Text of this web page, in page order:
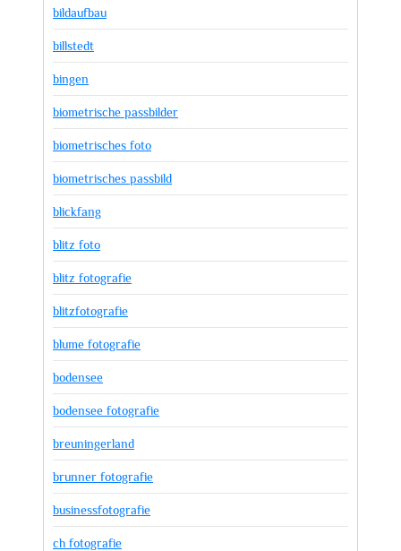
bildaufbau
billstedt
bingen
biometrische passbilder
biometrisches foto
biometrisches passbild
blickfang
blitz foto
blitz fotografie
blitzfotografie
blume fotografie
bodensee
bodensee fotografie
breuningerland
brunner fotografie
businessfotografie
ch fotografie